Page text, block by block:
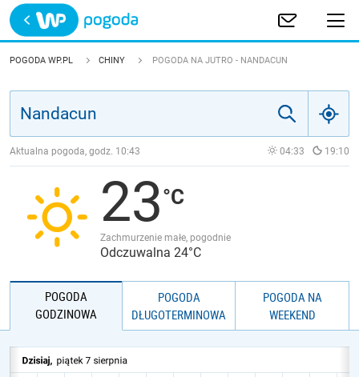
Trwa ładowanie
POLSKA
JAKOŚĆ POWIETRZA
POGODA WP.PL CHINY POGODA NA JUTRO - NANDACUN
Aktualna pogoda, godz. 10:43 04:33 19:10
23
Zachmurzenie małe, pogodnie
Odczuwalna 24°C
POGODA
GODZINOWA
POGODA
DŁUGOTERMINOWA
POGODA NA
WEEKEND